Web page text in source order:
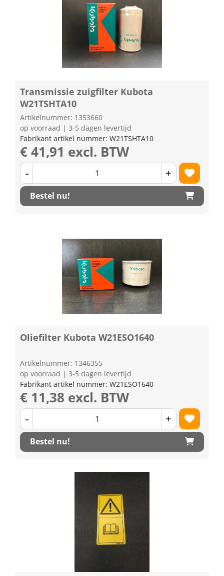
Transmissie zuigfilter Kubota
W21TSHTA10
Artikelnummer: 1353660
op voorraad | 3-5 dagen levertijd
Fabrikant artikel nummer: W21TSHTA10
€ 41,91 excl. BTW
- +
Bestel nu!
Oliefilter Kubota W21ESO1640
Artikelnummer: 1346355
op voorraad | 3-5 dagen levertijd
Fabrikant artikel nummer: W21ESO1640
€ 11,38 excl. BTW
- +
Bestel nu!